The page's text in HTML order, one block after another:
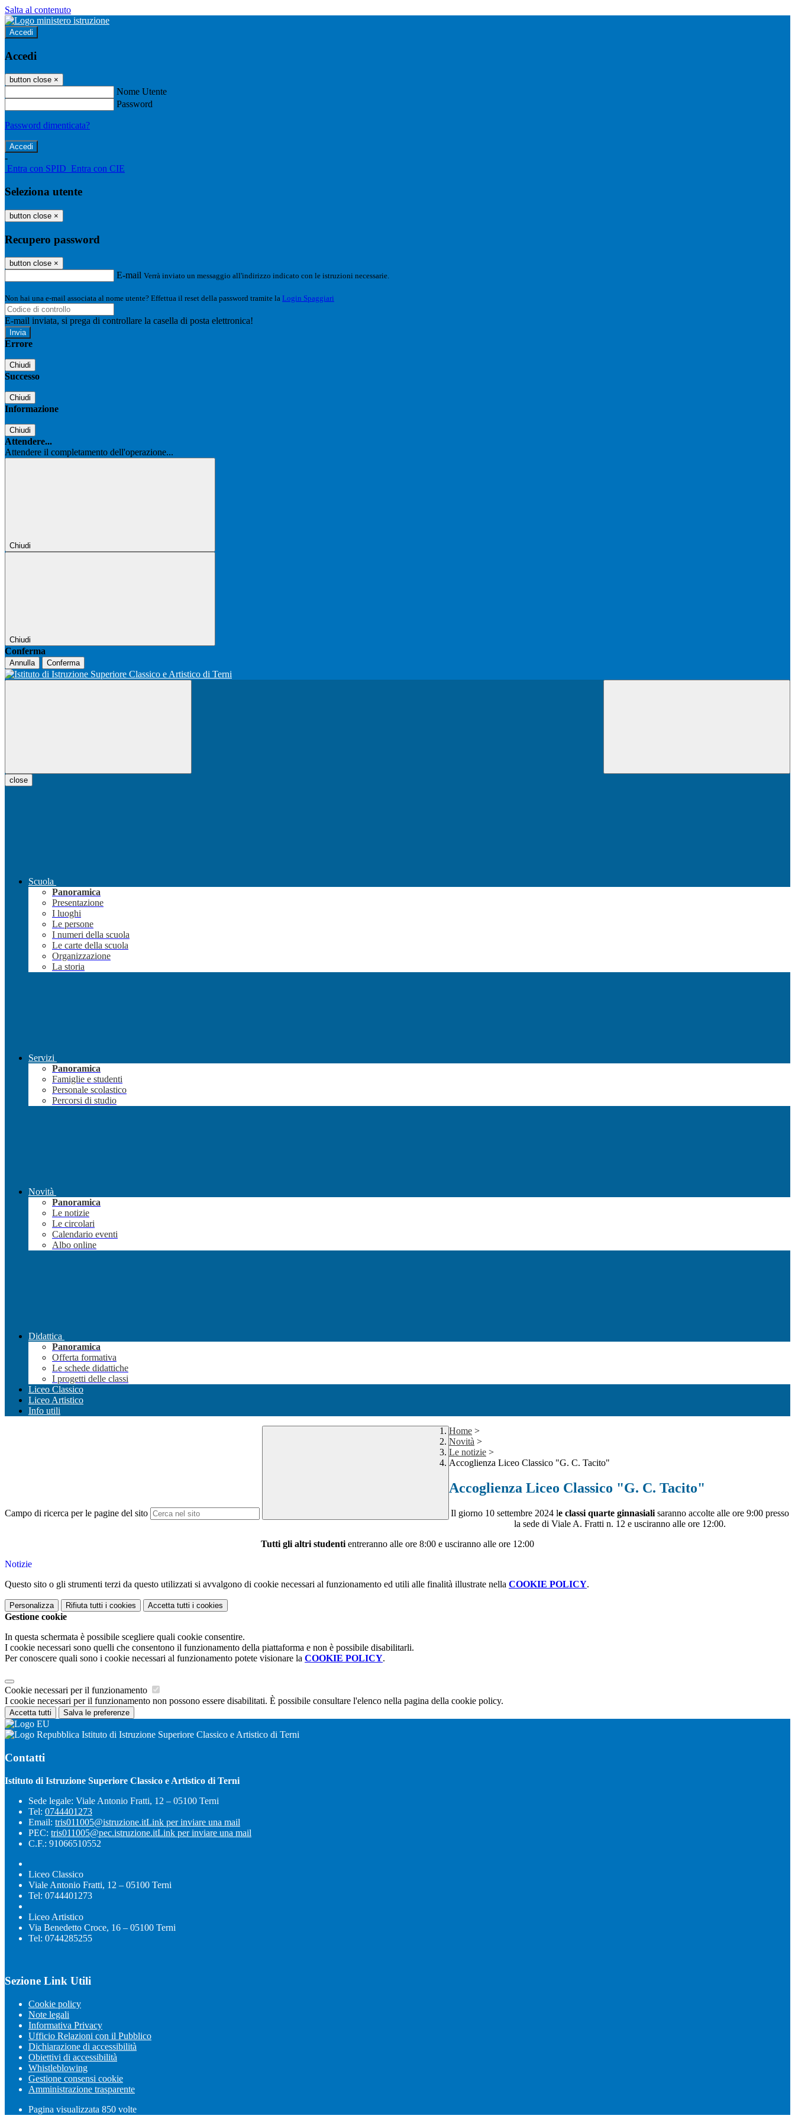
Salta al contenuto
Accedi
Accedi
button close ×
Nome Utente
Password
Password dimenticata?
-
Entra con SPID Entra con CIE
Seleziona utente
button close ×
Recupero password
button close ×
E-mail Verrà inviato un messaggio all'indirizzo indicato con le istruzioni necessarie.
Non hai una e-mail associata al nome utente? Effettua il reset della password tramite la Login Spaggiari
E-mail inviata, si prega di controllare la casella di posta elettronica!
Errore
Chiudi
Successo
Chiudi
Informazione
Chiudi
Attendere...
Attendere il completamento dell'operazione...
Chiudi
Chiudi
Conferma
Annulla Conferma
close
Scuola
Panoramica
Presentazione
I luoghi
Le persone
I numeri della scuola
Le carte della scuola
Organizzazione
La storia
Servizi
Panoramica
Famiglie e studenti
Personale scolastico
Percorsi di studio
Novità
Panoramica
Le notizie
Le circolari
Calendario eventi
Albo online
Didattica
Panoramica
Offerta formativa
Le schede didattiche
I progetti delle classi
Liceo Classico
Liceo Artistico
Info utili
Campo di ricerca per le pagine del sito
Home >
Novità >
Le notizie >
Accoglienza Liceo Classico "G. C. Tacito"
Accoglienza Liceo Classico "G. C. Tacito"
Il giorno 10 settembre 2024 le classi quarte ginnasiali saranno accolte alle ore 9:00 presso
la sede di Viale A. Fratti n. 12 e usciranno alle ore 12:00.
Tutti gli altri studenti entreranno alle ore 8:00 e usciranno alle ore 12:00
Notizie
Questo sito o gli strumenti terzi da questo utilizzati si avvalgono di cookie necessari al funzionamento ed utili alle finalità illustrate nella COOKIE POLICY.
Personalizza Rifiuta tutti i cookies Accetta tutti i cookies
Gestione cookie
In questa schermata è possibile scegliere quali cookie consentire.
I cookie necessari sono quelli che consentono il funzionamento della piattaforma e non è possibile disabilitarli.
Per conoscere quali sono i cookie necessari al funzionamento potete visionare la COOKIE POLICY.
Cookie necessari per il funzionamento
I cookie necessari per il funzionamento non possono essere disabilitati. È possibile consultare l'elenco nella pagina della cookie policy.
Accetta tutti Salva le preferenze
Istituto di Istruzione Superiore Classico e Artistico di Terni
Contatti
Istituto di Istruzione Superiore Classico e Artistico di Terni
Sede legale: Viale Antonio Fratti, 12 – 05100 Terni
Tel: 0744401273
Email: tris011005@istruzione.itLink per inviare una mail
PEC: tris011005@pec.istruzione.itLink per inviare una mail
C.F.: 91066510552
Liceo Classico
Viale Antonio Fratti, 12 – 05100 Terni
Tel: 0744401273
Liceo Artistico
Via Benedetto Croce, 16 – 05100 Terni
Tel: 0744285255
Sezione Link Utili
Cookie policy
Note legali
Informativa Privacy
Ufficio Relazioni con il Pubblico
Dichiarazione di accessibilità
Obiettivi di accessibilità
Whistleblowing
Gestione consensi cookie
Amministrazione trasparente
Pagina visualizzata 850 volte